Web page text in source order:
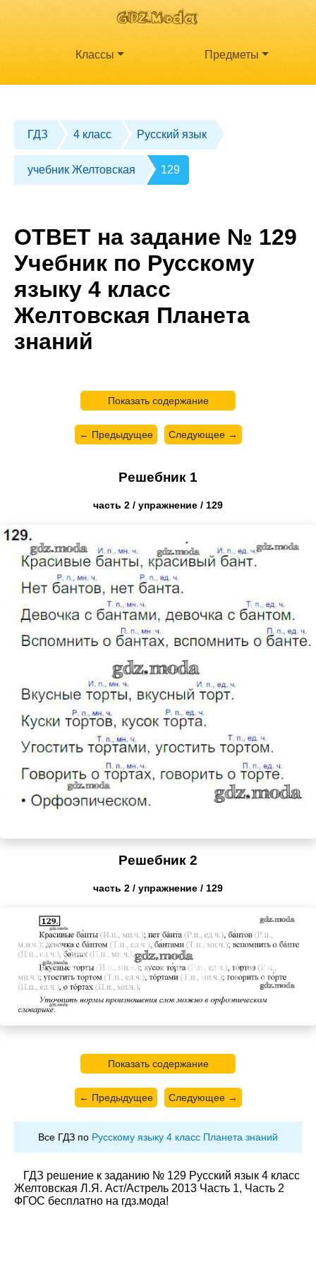
Классы Предметы
ГДЗ 4 класс Русский язык
учебник Желтовская 129
ОТВЕТ на задание № 129
Учебник по Русскому
языку 4 класс
Желтовская Планета
знаний
Показать содержание
← Предыдущее Следующее →
Решебник 1
часть 2 / упражнение / 129
Решебник 2
часть 2 / упражнение / 129
Показать содержание
← Предыдущее Следующее →
Все ГДЗ по Русскому языку 4 класс Планета знаний
ГДЗ решение к заданию № 129 Русский язык 4 класс
Желтовская Л.Я. Аст/Астрель 2013 Часть 1, Часть 2
ФГОС бесплатно на гдз.мода!